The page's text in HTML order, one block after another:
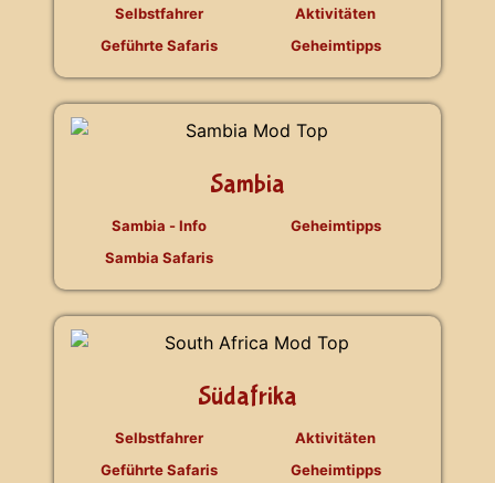
Selbstfahrer
Geführte Safaris
Aktivitäten
Geheimtipps
Sambia
Sambia - Info
Sambia Safaris
Geheimtipps
Südafrika
Selbstfahrer
Geführte Safaris
Aktivitäten
Geheimtipps